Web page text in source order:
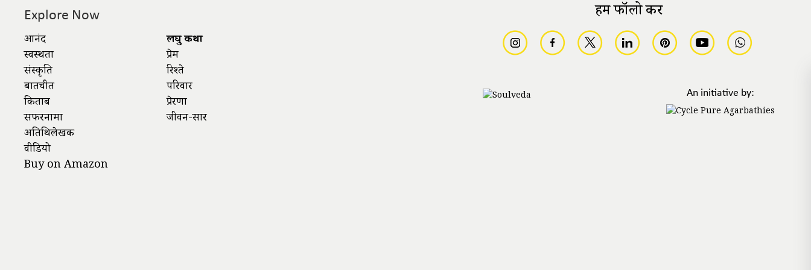
Explore Now
आनंद
स्वस्थता
संस्कृति
बातचीत
किताबें
सफरनामा
अतिथिलेखक
वीडियो
Buy on Amazon
लघु कथा
प्रेम
रिश्ते
परिवार
प्रेरणा
जीवन-सार
हमें फॉलो करें
An initiative by: